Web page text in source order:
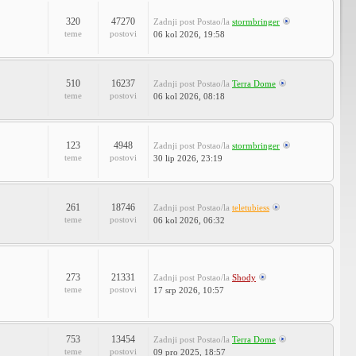
320
teme
47270
postovi
Zadnji post Postao/la stormbringer
06 kol 2026, 19:58
510
teme
16237
postovi
Zadnji post Postao/la Terra Dome
06 kol 2026, 08:18
123
teme
4948
postovi
Zadnji post Postao/la stormbringer
30 lip 2026, 23:19
261
teme
18746
postovi
Zadnji post Postao/la teletubiess
06 kol 2026, 06:32
273
teme
21331
postovi
Zadnji post Postao/la Shody
17 srp 2026, 10:57
753
teme
13454
postovi
Zadnji post Postao/la Terra Dome
09 pro 2025, 18:57